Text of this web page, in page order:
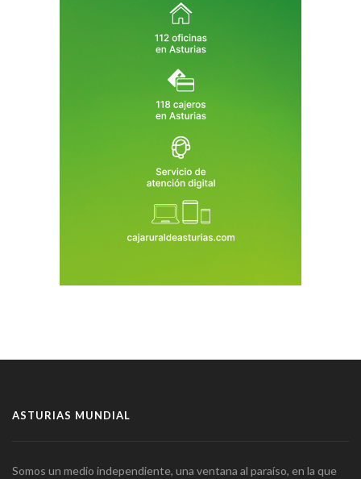
ASTURIAS MUNDIAL
Somos un medio independiente, una ventana al paraíso, en la que